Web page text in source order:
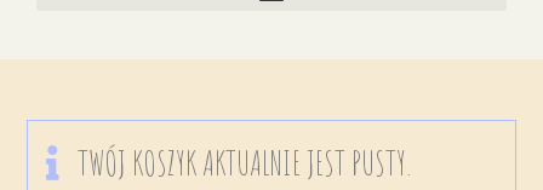
TWÓJ KOSZYK AKTUALNIE JEST PUSTY.